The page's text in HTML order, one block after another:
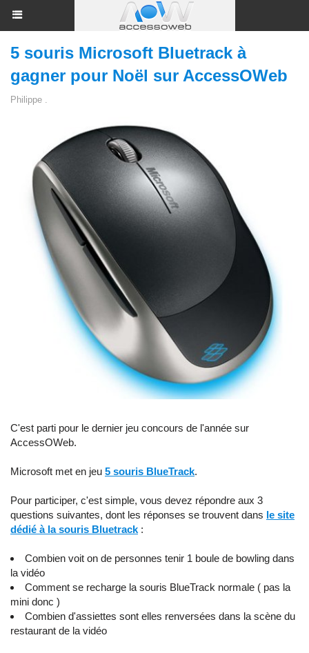
5 souris Microsoft Bluetrack à
gagner pour Noël sur AccessOWeb
Philippe .
C'est parti pour le dernier jeu concours de l'année sur
AccessOWeb.
Microsoft met en jeu 5 souris BlueTrack.
Pour participer, c'est simple, vous devez répondre aux 3
questions suivantes, dont les réponses se trouvent dans le site
dédié à la souris Bluetrack :
Combien voit on de personnes tenir 1 boule de bowling dans
la vidéo
Comment se recharge la souris BlueTrack normale ( pas la
mini donc )
Combien d'assiettes sont elles renversées dans la scène du
restaurant de la vidéo